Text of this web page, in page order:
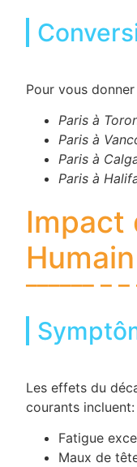
Pour vous
Paris à
Paris à
Paris à
Paris à
Impact
Humain
Les effets du
courants incluent:
Fatigue
Maux de